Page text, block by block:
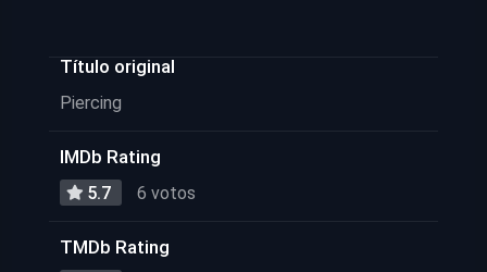
Título original
Piercing
IMDb Rating
5.7 6 votos
TMDb Rating